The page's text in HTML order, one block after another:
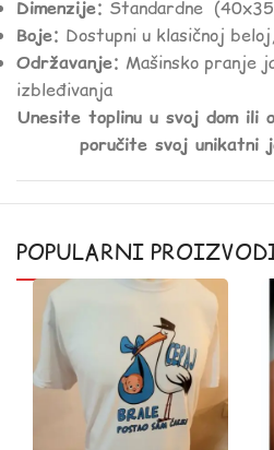
Dimenzije: Standardne
Boje: Dostupni u klasičnoj
Održavanje: Mašinsko pranje
izbleđivanja
Unesite toplinu u svoj dom ili
poručite svoj unikatni
POPULARNI